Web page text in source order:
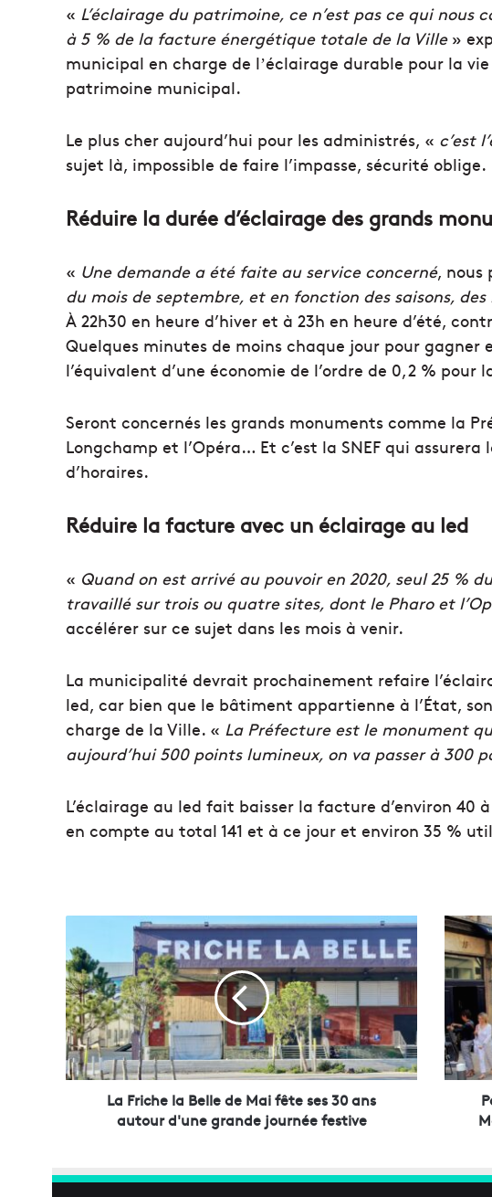
« L’éclairage du patrimoine, ce n’est pas ce qui nous
à 5 % de la facture énergétique totale de la Ville»
municipal en charge de lʼéclairage durable pour la
patrimoine municipal.
Le plus cher aujourd’hui pour les administrés, « c’est
sujet là, impossible de faire l’impasse, sécurité oblige.
Réduire la durée d’éclairage des grands
« Une demande a été faite au service concerné, nous
du mois de septembre, et en fonction des saisons,
À 22h30 en heure d’hiver et à 23h en heure d’été,
Quelques minutes de moins chaque jour pour gagner
l’équivalent d’une économie de l’ordre de 0,2 %
Seront concernés les grands monuments comme la
Longchamp et l’Opéra… Et c’est la SNEF qui
d’horaires.
Réduire la facture avec un éclairage au led
« Quand on est arrivé au pouvoir en 2020, seul 25 %
travaillé sur trois ou quatre sites, dont le Pharo et
accélérer sur ce sujet dans les mois à venir.
La municipalité devrait prochainement refaire
led, car bien que le bâtiment appartienne à l’État,
charge de la Ville. « La Préfecture est le monument
aujourd’hui 500 points lumineux, on va passer à 300
L’éclairage au led fait baisser la facture d’environ 40
en compte au total 141 et à ce jour et environ 35 %
a
F
r
i
c
h
e
l
l
La Friche la Belle de Mai fête ses 30 ans
autour d'une grande journée festive
P
o
u
r
a
6
e
é
o